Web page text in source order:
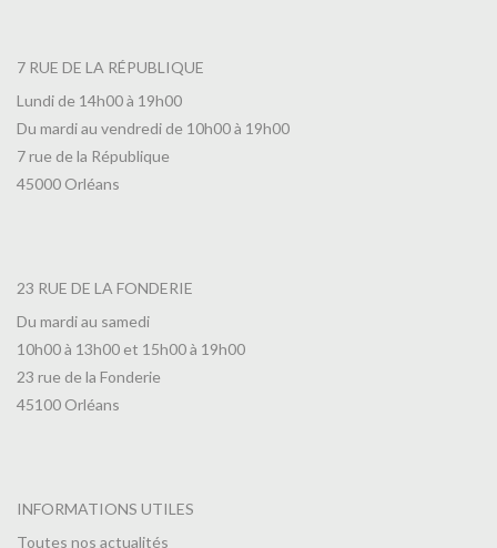
7 RUE DE LA RÉPUBLIQUE
Lundi de 14h00 à 19h00
Du mardi au vendredi de 10h00 à 19h00
7 rue de la République
45000 Orléans
23 RUE DE LA FONDERIE
Du mardi au samedi
10h00 à 13h00 et 15h00 à 19h00
23 rue de la Fonderie
45100 Orléans
INFORMATIONS UTILES
Toutes nos actualités